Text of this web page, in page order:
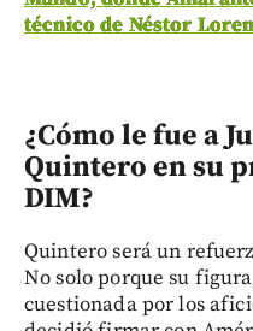
técnico de Néstor
¿Cómo le fue a
Quintero en su
DIM?
Quintero será un
No solo porque su
cuestionada por los